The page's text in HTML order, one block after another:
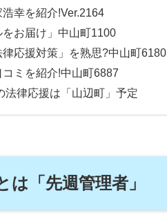
幸を紹介!Ver.2164
お届け」中山町1100
応援対策」を熟思?中山町6180
ミを紹介!中山町6887
法律応援は「山辺町」予定
「先週管理者」